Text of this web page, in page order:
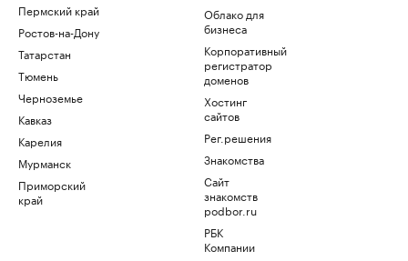
Пермский край
Ростов-на-Дону
Татарстан
Тюмень
Черноземье
Кавказ
Карелия
Мурманск
Приморский
край
Облако для
бизнеса
Корпоративный
регистратор
доменов
Хостинг
сайтов
Рег.решения
Знакомства
Сайт
знакомств
podbor.ru
РБК
Компании